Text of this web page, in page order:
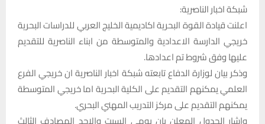
شبكة اخبار الناصرية:
اعلنت قيادة القوة البحرية اكاديمية الخليج العربي للدراسات البحرية
خريجي الدارسة الاعدادية والمتوسطة من ابناء الناصرية للتقديم
عليها وفق شروط تم اعدادها.
وذكر بيان لوزارة الدفاع تابعته شبكة اخبار الناصرية ان خريجي الفرع
العلمي يمكنهم التقديم على الكلية البحرية اما خريجي المتوسطة
يمكنهم التقديم على مركز التدريب المهني البحري.